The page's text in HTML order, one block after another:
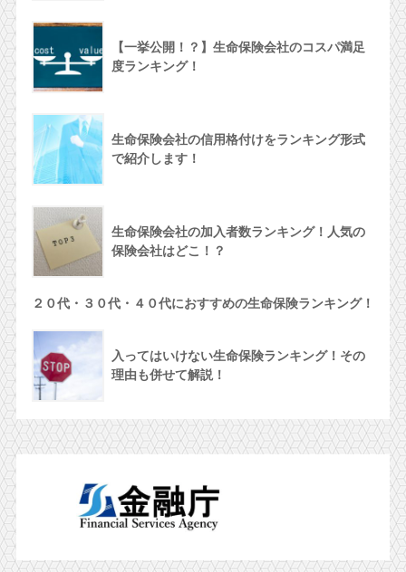
【一挙公開！？】生命保険会社のコスパ満足
度ランキング！
生命保険会社の信用格付けをランキング形式
で紹介します！
生命保険会社の加入者数ランキング！人気の
保険会社はどこ！？
２０代・３０代・４０代におすすめの生命保険ランキング！
入ってはいけない生命保険ランキング！その
理由も併せて解説！